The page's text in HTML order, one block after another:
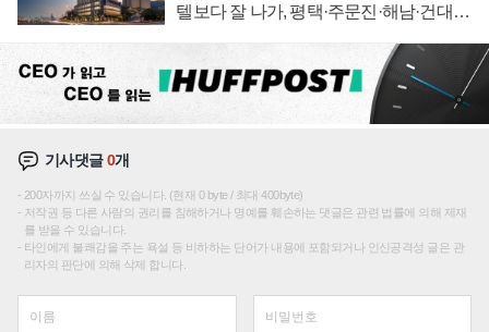
텔보다 잘 나가, 평택·주문진·해남·건대로
기사댓글0개
200자까지 쓰실 수 있습니다. (현재 0 byte / 최대 400byte)
저작권 등 다른 사람의 권리를 침해하거나 명예를 훼손하는 댓글은 관련 법률에 의해 제재
를 받을 수 있습니다.
타인에게 불쾌감을 주는 욕설 등 비하하는 단어가 내용에 포함되거나 인신공격성 글은 관
리자의 판단에 의해 삭제 합니다.